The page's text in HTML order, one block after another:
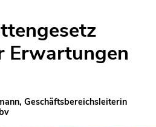
Erwartungen
Geschäftsbereichsleiterin